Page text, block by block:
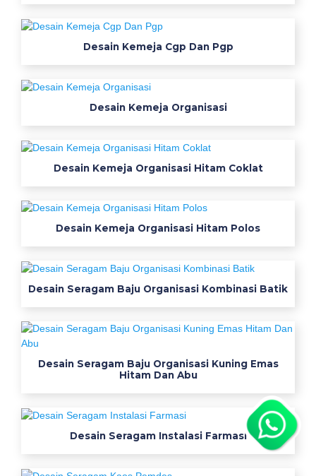
Desain Kemeja Cgp Dan Pgp
Desain Kemeja Organisasi
Desain Kemeja Organisasi Hitam Coklat
Desain Kemeja Organisasi Hitam Polos
Desain Seragam Baju Organisasi Kombinasi Batik
Desain Seragam Baju Organisasi Kuning Emas
Hitam Dan Abu
Desain Seragam Instalasi Farmasi